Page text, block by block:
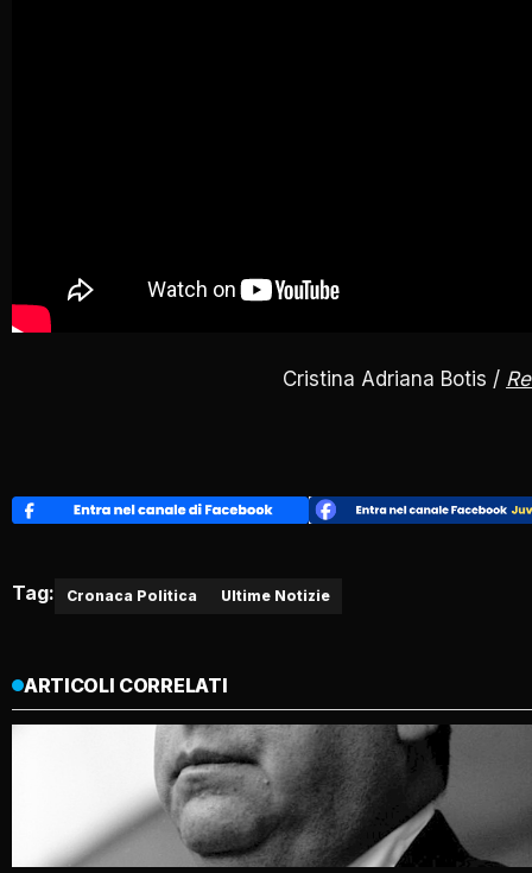
Cristina Adriana Botis /
Tag: Cronaca Politica Ultime Notizie
ARTICOLI CORRELATI